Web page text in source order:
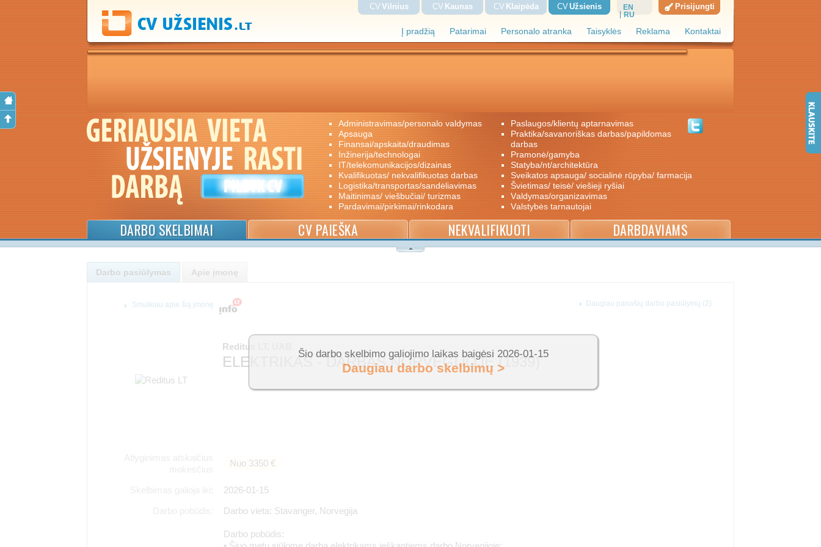
Į pradžią Patarimai Personalo atranka Taisyklės Reklama Kontaktai
CV Vilnius CV Kaunas CV Klaipėda CVUžsienis
EN
RU
Prisijungti
administravimas/personalo valdymas
apsauga
finansai/apskaita/draudimas
inžinerija/technologai
IT/telekomunikacijos/dizainas
kvalifikuotas/ nekvalifikuotas darbas
logistika/transportas/sandėliavimas
maitinimas/ viešbučiai/ turizmas
pardavimai/pirkimai/rinkodara
paslaugos/klientų aptarnavimas
praktika/savanoriškas darbas/papildomas
darbas
pramonė/gamyba
statyba/nt/architektūra
sveikatos apsauga/ socialinė rūpyba/ farmacija
švietimas/ teisė/ viešieji ryšiai
valdymas/organizavimas
valstybės tarnautojai
DARBO SKELBIMAI CV PAIEŠKA NEKVALIFIKUOTI DARBDAVIAMS
Darbo pasiūlymas Apie įmonę
Reditus LT, UAB
ELEKTRIKAS - DARBAS NORVEGIJOJE (1939)
Nuo 3350 €
2026-01-15
Darbo vieta: Stavanger, Norvegija
Darbo pobūdis:
Daugiau panašių darbo pasiūlymų (2)
Smulkiau apie šią įmonę
Šio darbo skelbimo galiojimo laikas baigėsi 2026-01-15
Daugiau darbo skelbimų >